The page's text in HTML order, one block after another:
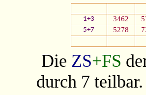
1+3 3462
5+7
5278
Die ZS+FS
durch 7 teilbar.